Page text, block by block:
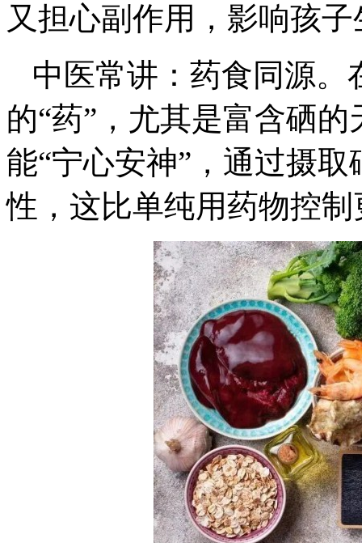
又担心副作用，影响孩
中医常讲：药食同源
的“药”，尤其是富含硒
能“宁心安神”，通过摄
性，这比单纯用药物控